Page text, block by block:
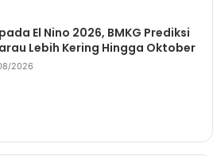
El Nino 2026, BMKG Prediksi
Lebih Kering Hingga Oktober
2026